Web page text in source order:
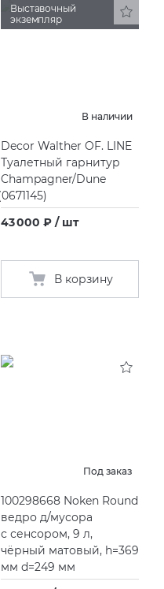
Выставочный
экземпляр
В наличии
Decor Walther OF. LINE
Туалетный гарнитур
Champagner/Dune
0671145)
43 000 ₽ / шт
В корзину
Под заказ
100298668 Noken Round
ведро д/мусора
с сенсором, 9 л,
чёрный матовый, h=369
мм d=249 мм